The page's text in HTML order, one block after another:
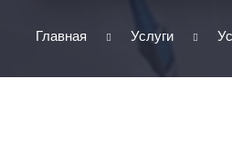
Главная Услуги